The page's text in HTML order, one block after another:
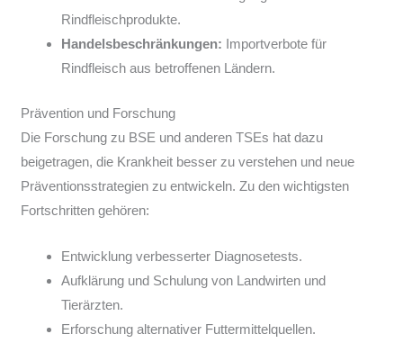
Rindfleischprodukte.
Handelsbeschränkungen: Importverbote für
Rindfleisch aus betroffenen Ländern.
Prävention und Forschung
Die Forschung zu BSE und anderen TSEs hat dazu
beigetragen, die Krankheit besser zu verstehen und neue
Präventionsstrategien zu entwickeln. Zu den wichtigsten
Fortschritten gehören:
Entwicklung verbesserter Diagnosetests.
Aufklärung und Schulung von Landwirten und
Tierärzten.
Erforschung alternativer Futtermittelquellen.